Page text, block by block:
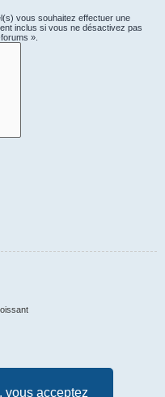
vous acceptez
vous souhaitez effectuer une
inclus si vous ne désactivez pas
».